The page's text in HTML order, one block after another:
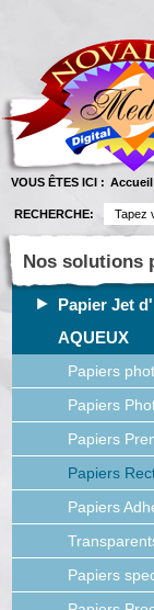
VOUS ÊTES ICI : Accueil
RECHERCHE:
Nos solutions
Papier Jet
AQUEUX
Papiers
Papiers
Papiers
Papiers
Papiers
Papiers